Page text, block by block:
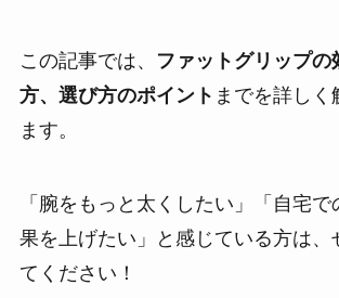
この記事では、
ファットグリップの
方、選び方のポイント までを詳しく
ます。
「腕をもっと太くしたい」「自宅
果を上げたい」と感じている方は、
てください！